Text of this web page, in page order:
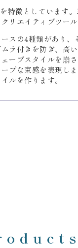
特徴としています
リエイティブツール
スの4種類があり、
ラ付きを防ぎ、高
ーブスタイルを崩
プな束感を表現し
ルを作ります。